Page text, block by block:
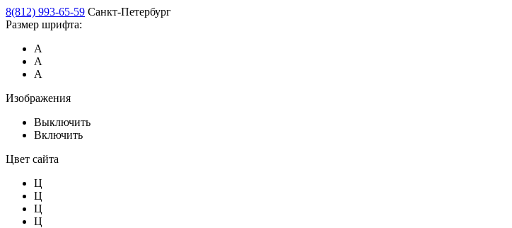
8(812) 993-65-59 Санкт-Петербург
Размер шрифта:
А
А
А
Изображения
Выключить
Включить
Цвет сайта
Ц
Ц
Ц
Ц